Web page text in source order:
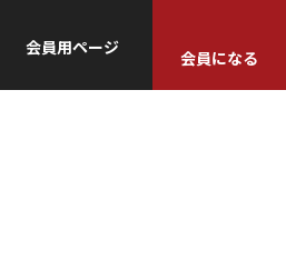
会員用ページ
会員になる